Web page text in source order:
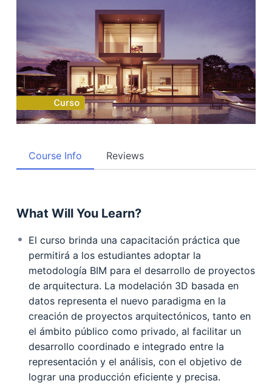
Course Info Reviews
What Will You Learn?
El curso brinda una capacitación práctica que
permitirá a los estudiantes adoptar la
metodología BIM para el desarrollo de proyectos
de arquitectura. La modelación 3D basada en
datos representa el nuevo paradigma en la
creación de proyectos arquitectónicos, tanto en
el ámbito público como privado, al facilitar un
desarrollo coordinado e integrado entre la
representación y el análisis, con el objetivo de
lograr una producción eficiente y precisa.